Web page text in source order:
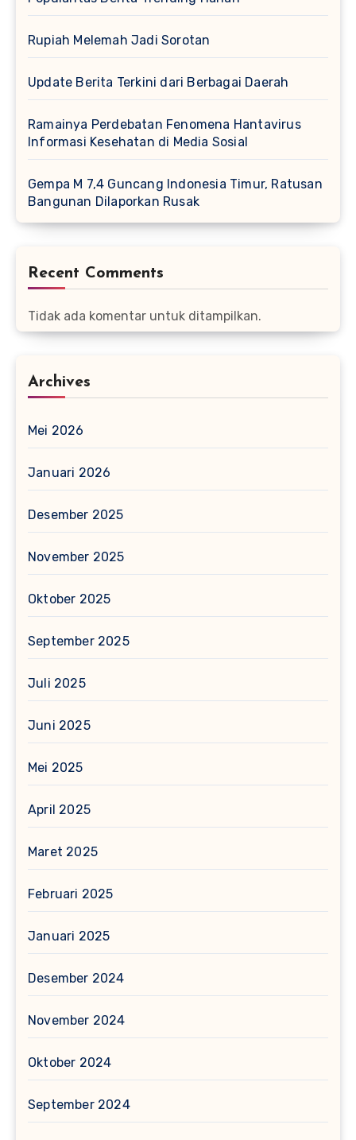
Rupiah Melemah Jadi Sorotan
Update Berita Terkini dari Berbagai Daerah
Ramainya Perdebatan Fenomena Hantavirus
Informasi Kesehatan di Media Sosial
Gempa M 7,4 Guncang Indonesia Timur, Ratusan
Bangunan Dilaporkan Rusak
Recent Comments
Tidak ada komentar untuk ditampilkan.
Archives
Mei 2026
Januari 2026
Desember 2025
November 2025
Oktober 2025
September 2025
Juli 2025
Juni 2025
Mei 2025
April 2025
Maret 2025
Februari 2025
Januari 2025
Desember 2024
November 2024
Oktober 2024
September 2024